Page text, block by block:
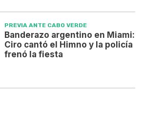
PREVIA ANTE CABO VERDE
Banderazo argentino en Miami:
Ciro cantó el Himno y la policía
frenó la fiesta